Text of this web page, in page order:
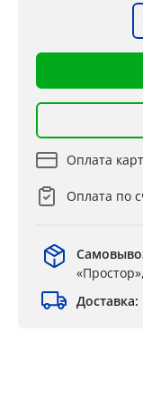
Оплата
Оплата по
«Простор»,
Доставка: